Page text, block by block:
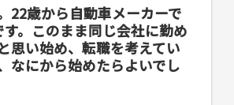
22歳から自動車メーカーで
。このまま同じ会社に勤め
思い始め、転職を考えてい
なにから始めたらよいでし